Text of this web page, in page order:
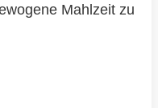
Mahlzeit zu